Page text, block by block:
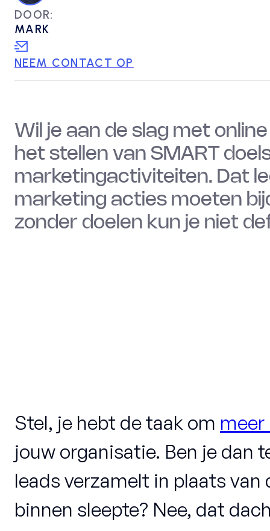
DOOR:
MARK
NEEM CONTACT OP
Wil je aan de slag met
het stellen van SMART
marketingactiviteiten. Dat
marketing acties moeten
zonder doelen kun je niet
Stel, je hebt de taak om meer
jouw organisatie. Ben je dan
leads verzamelt in plaats van
binnen sleepte? Nee, dat